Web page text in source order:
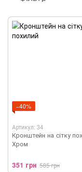
−40%
Артикул: 34
Кронштейн на сітку
Хром
351 грн 585 грн